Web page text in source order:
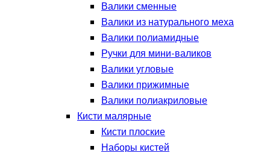
Валики сменные
Валики из натурального меха
Валики полиамидные
Ручки для мини-валиков
Валики угловые
Валики прижимные
Валики полиакриловые
Кисти малярные
Кисти плоские
Наборы кистей